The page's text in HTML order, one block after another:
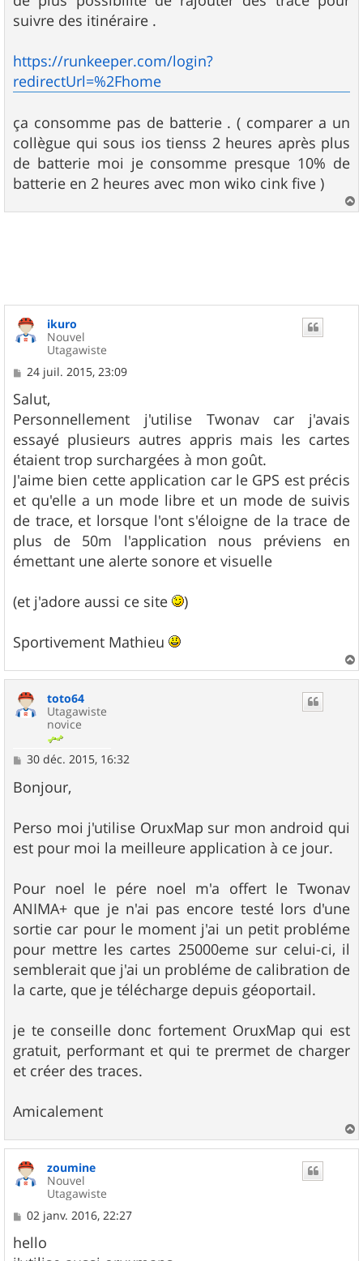
suivre des itinéraire .
https://runkeeper.com/login?
redirectUrl=%2Fhome
ça consomme pas de batterie . ( comparer a un
collègue qui sous ios tienss 2 heures après plus
de batterie moi je consomme presque 10% de
batterie en 2 heures avec mon wiko cink five )
a
ikuro
Nouvel
Utagawiste
M
s
s
a
g
e
24 juil. 2015, 23:09
Salut,
Personnellement j'utilise Twonav car j'avais
essayé plusieurs autres appris mais les cartes
étaient trop surchargées à mon goût.
J'aime bien cette application car le GPS est précis
et qu'elle a un mode libre et un mode de suivis
de trace, et lorsque l'ont s'éloigne de la trace de
plus de 50m l'application nous préviens en
émettant une alerte sonore et visuelle
(et j'adore aussi ce site )
Sportivement Mathieu
a
toto64
Utagawiste
novice
M
s
s
g
e
30 déc. 2015, 16:32
Bonjour,
Perso moi j'utilise OruxMap sur mon android qui
est pour moi la meilleure application à ce jour.
Pour noel le pére noel m'a offert le Twonav
ANIMA+ que je n'ai pas encore testé lors d'une
sortie car pour le moment j'ai un petit probléme
pour mettre les cartes 25000eme sur celui-ci, il
semblerait que j'ai un probléme de calibration de
la carte, que je télécharge depuis géoportail.
je te conseille donc fortement OruxMap qui est
gratuit, performant et qui te prermet de charger
et créer des traces.
Amicalement
a
zoumine
Nouvel
Utagawiste
M
s
s
02 janv. 2016, 22:27
hello